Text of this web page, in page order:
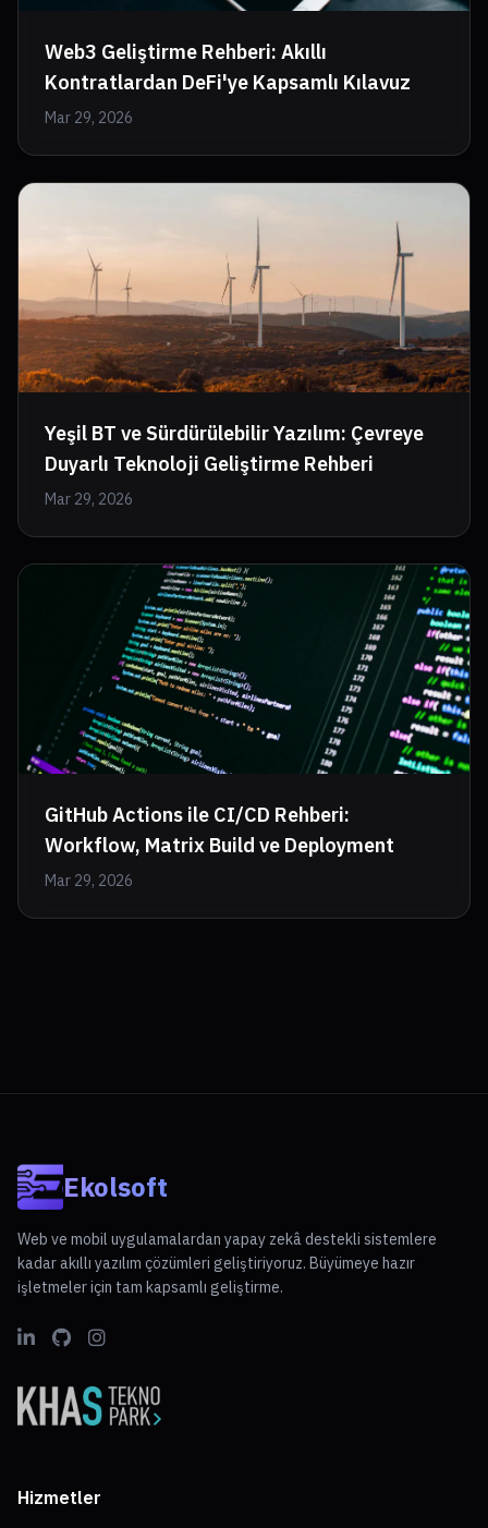
Web3 Geliştirme Rehberi: Akıllı
Kontratlardan DeFi'ye Kapsamlı Kılavuz
Mar 29, 2026
Yeşil BT ve Sürdürülebilir Yazılım: Çevreye
Duyarlı Teknoloji Geliştirme Rehberi
Mar 29, 2026
GitHub Actions ile CI/CD Rehberi:
Workflow, Matrix Build ve Deployment
Mar 29, 2026
Ekolsoft
Web ve mobil uygulamalardan yapay zekâ destekli sistemlere
kadar akıllı yazılım çözümleri geliştiriyoruz. Büyümeye hazır
işletmeler için tam kapsamlı geliştirme.
Hizmetler